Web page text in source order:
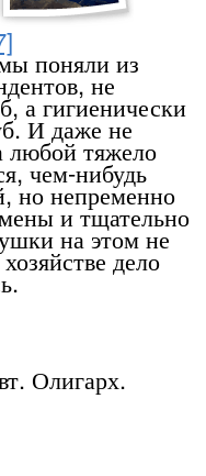
поняли из
не
а гигиенически
И даже не
любой тяжело
чем-нибудь
но непременно
и тщательно
на этом не
дело
Олигарх.